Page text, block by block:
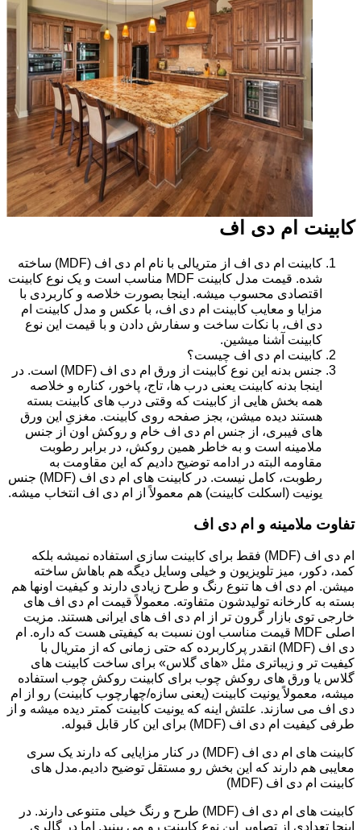
کابینت ام دی اف
کابینت ام دی اف از متریالی با نام ام دی اف (MDF) ساخته
شده. قیمت مدل کابینت MDF مناسب است و یک نوع کابینت
اقتصادی محسوب میشه. اینجا بصورت خلاصه و کاربردی با
مزایا و معایب کابینت ام دی اف، با عکس و مدل کابینت ام
دی اف، با نکات ساخت و سفارش دادن و با قیمت این نوع
کابینت آشنا میشین.
کابینت ام دی اف چیست؟
جنس بدنه این نوع کابینت از ورق ام دی اف (MDF) است. در
اینجا بدنه کابینت یعنی درب ها، تاج، پاخور، کناره و خلاصه
همه بخش هایی از کابینت که وقتی درب های کابینت بسته
هستند دیده میشن، بجز صفحه روی کابینت. مغزیِ این ورق
های فیبری، از جنس ام دی اف خام و روکش اون از جنس
ملامینه است و به خاطر همین روکش، در برابر رطوبت
مقاومه البته در ادامه توضیح دادیم که این مقاومت به
رطوبت، کامل نیست. در کابینت های ام دی اف (MDF) جنس
یونیت (اسکلت کابینت) هم معمولاً از ام دی اف انتخاب میشه.
تفاوت ملامینه و ام دی اف
ام دی اف (MDF) فقط برای کابینت سازی استفاده نمیشه بلکه
کمد، دکور، میز تلویزیون و خیلی وسایل دیگه هم باهاش ساخته
میشن. ام دی اف ها تنوع رنگ و طرح زیادی دارند و کیفیت اونها هم
بسته به کارخانه تولیدشون متفاوته. معمولاً قیمت ام دی اف های
خارجی توی بازار گرون تر از ام دی اف های ایرانی هستند. مزیت
اصلی MDF قیمت مناسب اون نسبت به کیفیتی هست که داره. ام
دی اف (MDF) انقدر پرکاربرده که حتی زمانی که از متریال با
کیفیت تر و زیباتری مثل «های گلاس» برای ساخت کابینت های
گلاس یا ورق های روکش چوب برای کابینت روکش چوب استفاده
میشه، معمولاً یونیت کابینت (یعنی سازه/چهارچوب کابینت) رو از ام
دی اف می سازند. علتش اینه که یونیت کابینت کمتر دیده میشه و از
طرفی کیفیت ام دی اف (MDF) برای این کار قابل قبوله.
کابینت های ام دی اف (MDF) در کنار مزایایی که دارند یک سری
معایبی هم دارند که این بخش رو مستقل توضیح دادیم.مدل های
کابینت ام دی اف (MDF)
کابینت های ام دی اف (MDF) طرح و رنگ خیلی متنوعی دارند. در
اینجا تعدادی از تصاویر این نوع کابینت رو می بینید. اما در گالری